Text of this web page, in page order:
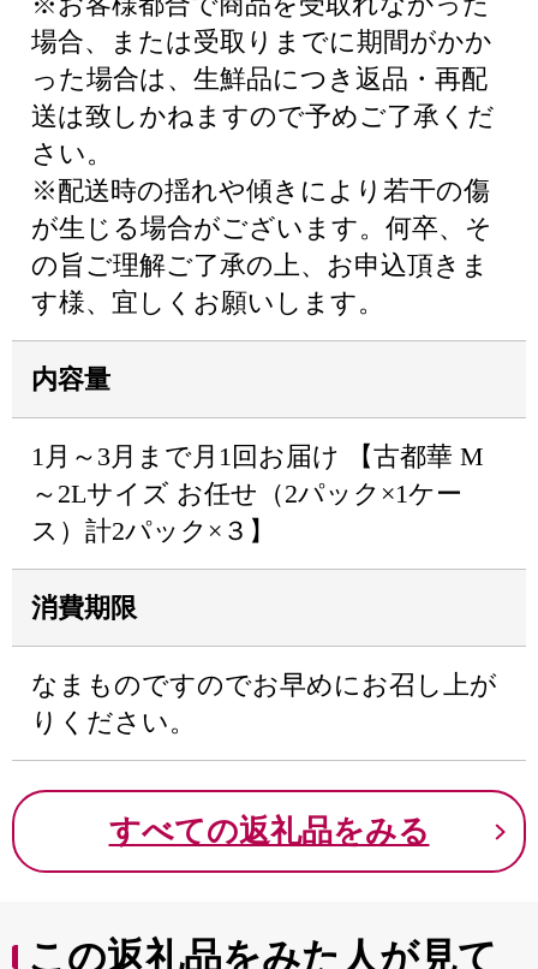
場合、または受取りまでに期間がかか
った場合は、生鮮品につき返品・再配
送は致しかねますので予めご了承くだ
さい。
※配送時の揺れや傾きにより若干の傷
が生じる場合がございます。何卒、そ
の旨ご理解ご了承の上、お申込頂きま
す様、宜しくお願いします。
内容量
1月～3月まで月1回お届け 【古都華 M
～2Lサイズ お任せ（2パック×1ケー
ス）計2パック×３】
消費期限
なまものですのでお早めにお召し上が
りください。
すべての返礼品をみる
この返礼品をみた人が見て